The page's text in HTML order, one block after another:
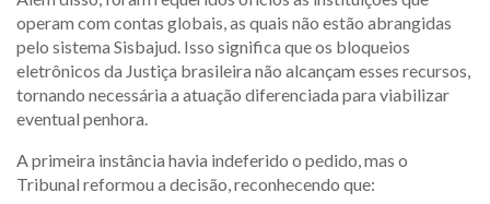
operam com contas globais, as quais não estão abrangidas
pelo sistema Sisbajud. Isso significa que os bloqueios
eletrônicos da Justiça brasileira não alcançam esses recursos,
tornando necessária a atuação diferenciada para viabilizar
eventual penhora.
A primeira instância havia indeferido o pedido, mas o
Tribunal reformou a decisão, reconhecendo que: